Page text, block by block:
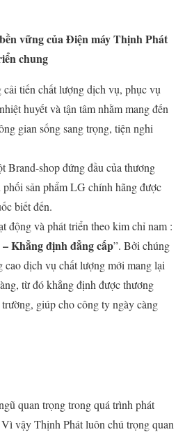
vững của Điện máy Thịnh Phát
chung
tiến chất lượng dịch vụ, phục vụ
huyết và tận tâm nhằm mang đến
gian sống sang trọng, tiện nghi
Brand-shop đứng đầu của thương
sản phẩm LG chính hãng được
biết đến.
động và phát triển theo kim chỉ nam :
Khẳng định đẳng cấp”. Bởi chúng
dịch vụ chất lượng mới mang lại
từ đó khẳng định được thương
giúp cho công ty ngày càng
quan trọng trong quá trình phát
vậy Thịnh Phát luôn chú trọng quan